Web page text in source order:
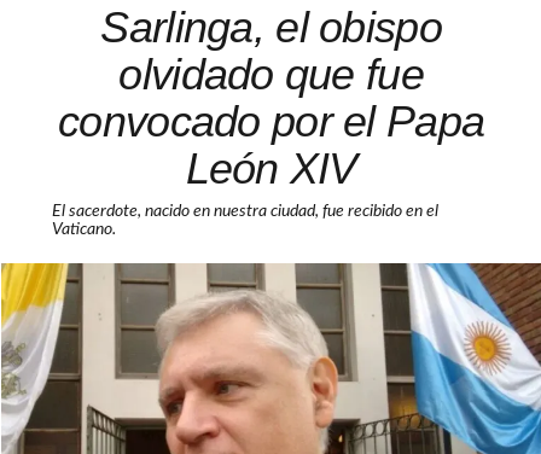
Sarlinga, el obispo
olvidado que fue
convocado por el Papa
León XIV
El sacerdote, nacido en nuestra ciudad, fue recibido en el
Vaticano.